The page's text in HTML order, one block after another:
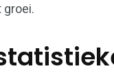
groei.